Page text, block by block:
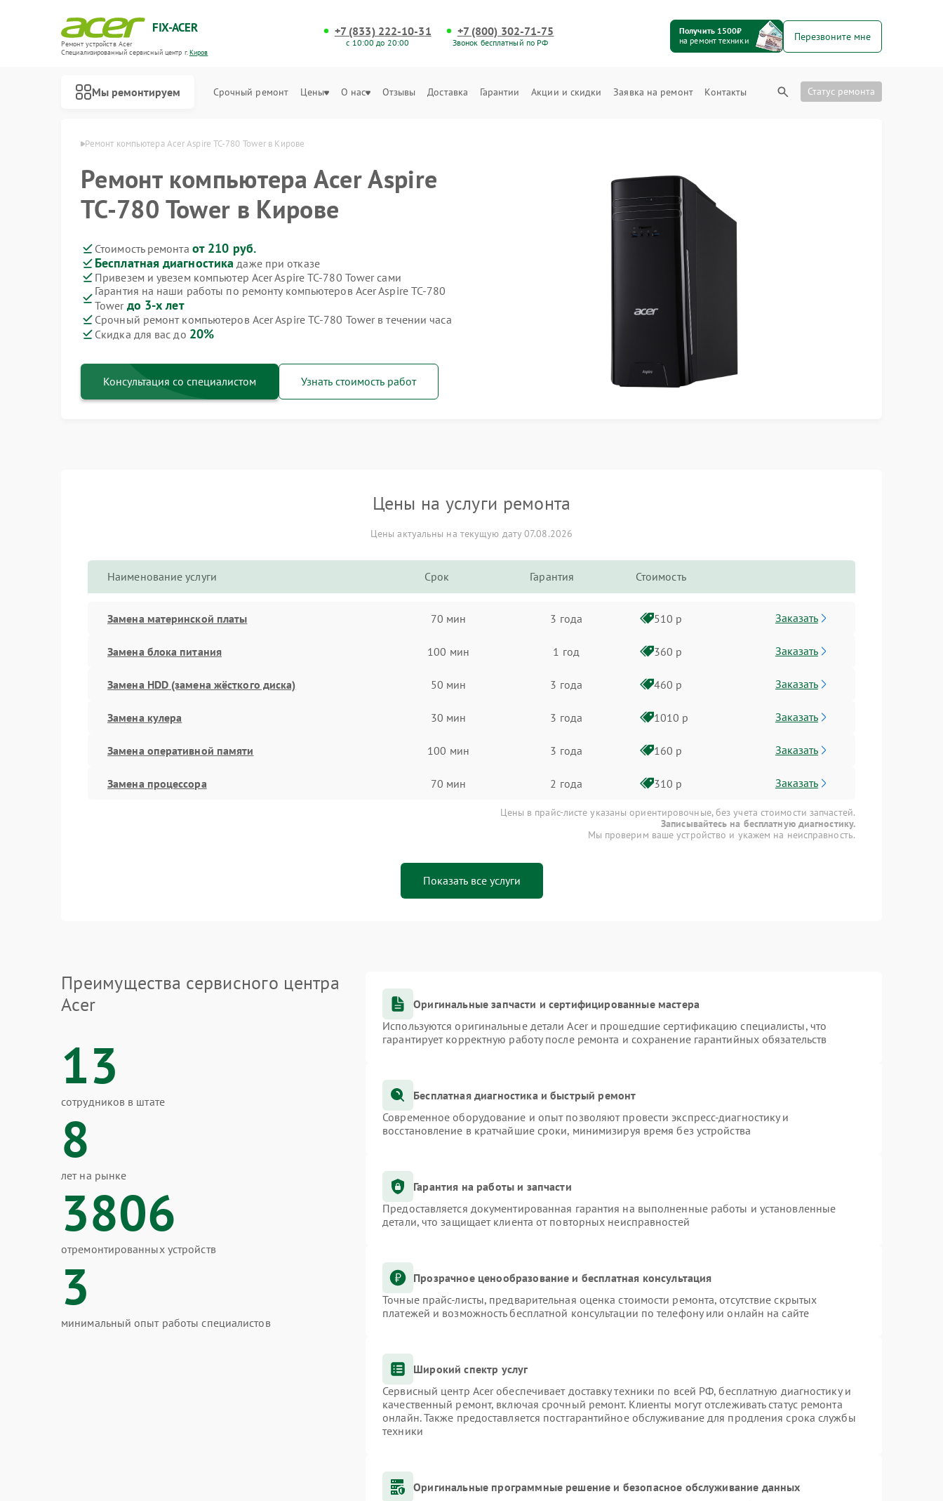
FIX-ACER
Ремонт устройств Acer
Специализированный cервисный центр г.Киров
+7 (833) 222-10-31
с 10:00 до 20:00
+7 (800) 302-71-75
Звонок бесплатный по РФ
Получить 1500₽
на ремонт техники
Перезвоните мне
Мы ремонтируем Срочный ремонт Цены О нас Отзывы Доставка Гарантии Акции и скидки Заявка на ремонт Контакты Статус ремонта
Ремонт компьютера Acer Aspire TC‑780 Tower в Кирове
Ремонт компьютера Acer Aspire
TC‑780 Tower в Кирове
Стоимость ремонта от 210 руб.
Бесплатная диагностика даже при отказе
Привезем и увезем компьютер Acer Aspire TC‑780 Tower сами
Гарантия на наши работы по ремонту компьютеров Acer Aspire TC‑780
Tower до 3-х лет
Срочный ремонт компьютеров Acer Aspire TC‑780 Tower в течении часа
Скидка для вас до 20%
Консультация со специалистом Узнать стоимость работ
Цены на услуги ремонта
Цены актуальны на текущую дату 07.08.2026
Наименование услуги Срок Гарантия Стоимость
Замена материнской платы 70 мин 3 года 510 р Заказать
Замена блока питания 100 мин 1 год 360 р Заказать
Замена HDD (замена жёсткого диска) 50 мин 3 года 460 р Заказать
Замена кулера 30 мин 3 года 1010 р Заказать
Замена оперативной памяти 100 мин 3 года 160 р Заказать
Замена процессора 70 мин 2 года 310 р Заказать
Цены в прайс-листе указаны ориентировочные, без учета стоимости запчастей.
Записывайтесь на бесплатную диагностику.
Мы проверим ваше устройство и укажем на неисправность.
Показать все услуги
Преимущества сервисного центра
Acer
13
сотрудников в штате
8
лет на рынке
3806
отремонтированных устройств
3
минимальный опыт работы специалистов
Оригинальные запчасти и сертифицированные мастера
Используются оригинальные детали Acer и прошедшие сертификацию специалисты, что
гарантирует корректную работу после ремонта и сохранение гарантийных обязательств
Бесплатная диагностика и быстрый ремонт
Современное оборудование и опыт позволяют провести экспресс-диагностику и
восстановление в кратчайшие сроки, минимизируя время без устройства
Гарантия на работы и запчасти
Предоставляется документированная гарантия на выполненные работы и установленные
детали, что защищает клиента от повторных неисправностей
Прозрачное ценообразование и бесплатная консультация
Точные прайс-листы, предварительная оценка стоимости ремонта, отсутствие скрытых
платежей и возможность бесплатной консультации по телефону или онлайн на сайте
Широкий спектр услуг
Сервисный центр Acer обеспечивает доставку техники по всей РФ, бесплатную диагностику и
качественный ремонт, включая срочный ремонт. Клиенты могут отслеживать статус ремонта
онлайн. Также предоставляется постгарантийное обслуживание для продления срока службы
техники
Оригинальные программные решение и безопасное обслуживание данных